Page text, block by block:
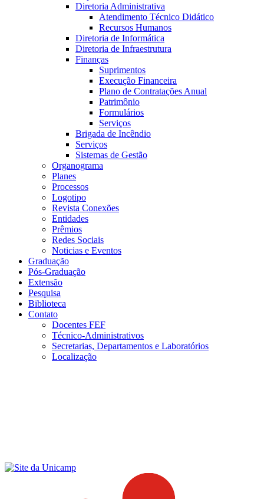
Diretoria Administrativa
Atendimento Técnico Didático
Recursos Humanos
Diretoria de Informática
Diretoria de Infraestrutura
Finanças
Suprimentos
Execução Financeira
Plano de Contratações Anual
Patrimônio
Formulários
Serviços
Brigada de Incêndio
Serviços
Sistemas de Gestão
Organograma
Planes
Processos
Logotipo
Revista Conexões
Entidades
Prêmios
Redes Sociais
Noticias e Eventos
Graduação
Pós-Graduação
Extensão
Pesquisa
Biblioteca
Contato
Docentes FEF
Técnico-Administrativos
Secretarias, Departamentos e Laboratórios
Localização